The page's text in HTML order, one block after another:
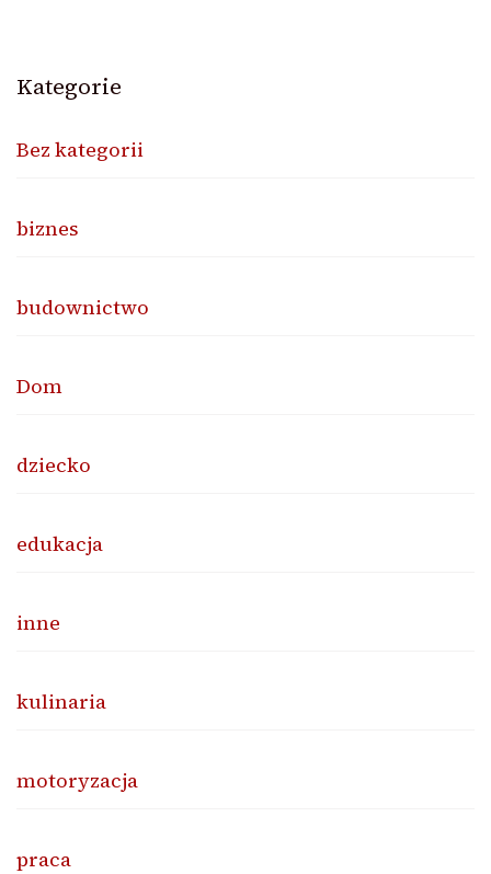
Kategorie
Bez kategorii
biznes
budownictwo
Dom
dziecko
edukacja
inne
kulinaria
motoryzacja
praca